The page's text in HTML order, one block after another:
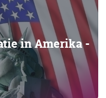
in Amerika -